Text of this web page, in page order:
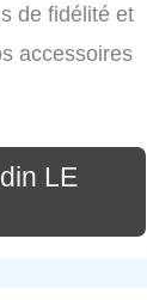
de fidélité et
accessoires
LE